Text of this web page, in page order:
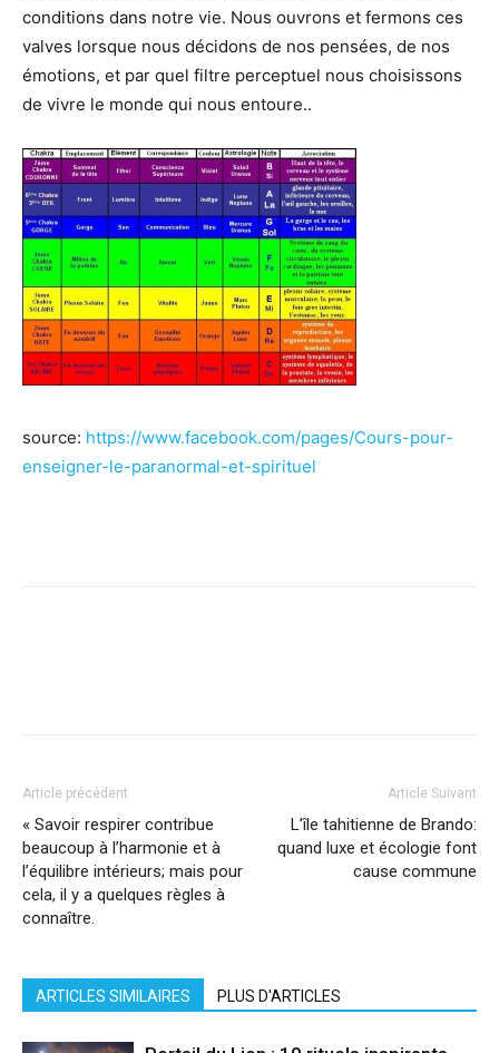
conditions dans notre vie. Nous ouvrons et fermons ces
valves lorsque nous décidons de nos pensées, de nos
émotions, et par quel filtre perceptuel nous choisissons
de vivre le monde qui nous entoure..
source: https://www.facebook.com/pages/Cours-pour-
enseigner-le-paranormal-et-spirituel
Article précédent
« Savoir respirer contribue
beaucoup à l’harmonie et à
l’équilibre intérieurs; mais pour
cela, il y a quelques règles à
connaître.
Article Suivant
L’île tahitienne de Brando:
quand luxe et écologie font
cause commune
ARTICLES SIMILAIRES PLUS D'ARTICLES